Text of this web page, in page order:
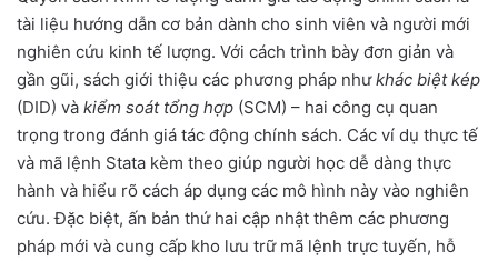
through
1.350.000₫
tài liệu hướng dẫn cơ bản dành cho sinh viên và người mới
nghiên cứu kinh tế lượng. Với cách trình bày đơn giản và
gần gũi, sách giới thiệu các phương pháp nhưkhác biệt kép
(DID) và kiểm soát tổng hợp (SCM) – hai công cụ quan
trọng trong đánh giá tác động chính sách. Các ví dụ thực tế
và mã lệnh Stata kèm theo giúp người học dễ dàng thực
hành và hiểu rõ cách áp dụng các mô hình này vào nghiên
cứu. Đặc biệt, ấn bản thứ hai cập nhật thêm các phương
pháp mới và cung cấp kho lưu trữ mã lệnh trực tuyến, hỗ